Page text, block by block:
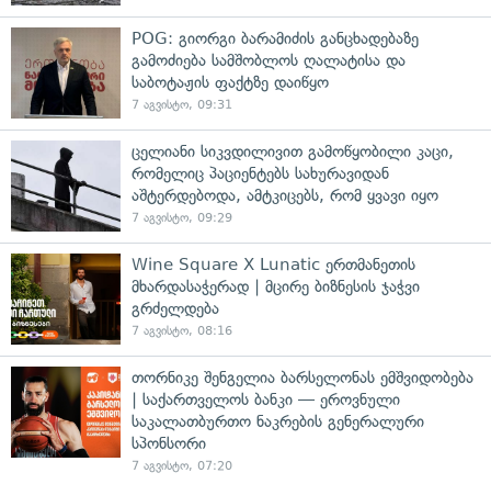
POG: გიორგი ბარამიძის განცხადებაზე
გამოძიება სამშობლოს ღალატისა და
საბოტაჟის ფაქტზე დაიწყო
7 აგვისტო, 09:31
ცელიანი სიკვდილივით გამოწყობილი კაცი,
რომელიც პაციენტებს სახურავიდან
აშტერდებოდა, ამტკიცებს, რომ ყვავი იყო
7 აგვისტო, 09:29
Wine Square X Lunatic ერთმანეთის
მხარდასაჭერად | მცირე ბიზნესის ჯაჭვი
გრძელდება
7 აგვისტო, 08:16
თორნიკე შენგელია ბარსელონას ემშვიდობება
| საქართველოს ბანკი — ეროვნული
საკალათბურთო ნაკრების გენერალური
სპონსორი
7 აგვისტო, 07:20